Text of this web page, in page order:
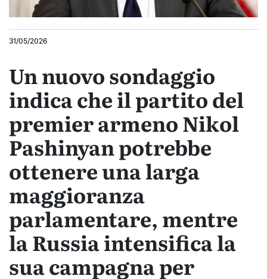
31/05/2026
Un nuovo sondaggio
indica che il partito del
premier armeno Nikol
Pashinyan potrebbe
ottenere una larga
maggioranza
parlamentare, mentre
la Russia intensifica la
sua campagna per